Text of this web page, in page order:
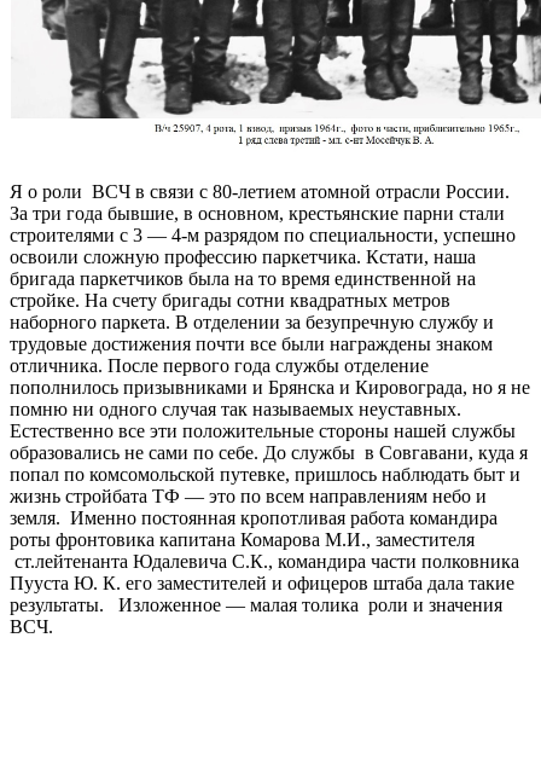
Я о роли ВСЧ в связи с 80-летием атомной отрасли России.
За три года бывшие, в основном, крестьянские парни стали
строителями с 3 — 4-м разрядом по специальности, успешно
освоили сложную профессию паркетчика. Кстати, наша
бригада паркетчиков была на то время единственной на
стройке. На счету бригады сотни квадратных метров
наборного паркета. В отделении за безупречную службу и
трудовые достижения почти все были награждены знаком
отличника. После первого года службы отделение
пополнилось призывниками и Брянска и Кировограда, но я не
помню ни одного случая так называемых неуставных.
Естественно все эти положительные стороны нашей службы
образовались не сами по себе. До службы в Совгавани, куда я
попал по комсомольской путевке, пришлось наблюдать быт и
жизнь стройбата ТФ — это по всем направлениям небо и
земля. Именно постоянная кропотливая работа командира
роты фронтовика капитана Комарова М.И., заместителя
ст.лейтенанта Юдалевича С.К., командира части полковника
Пууста Ю. К. его заместителей и офицеров штаба дала такие
результаты. Изложенное — малая толика роли и значения
ВСЧ.